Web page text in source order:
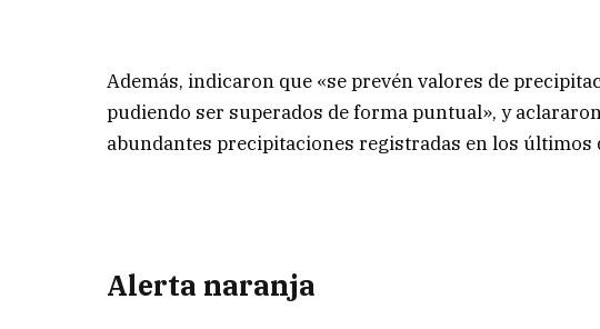
Además, indicaron que «se prevén valores de
pudiendo ser superados de forma puntual», y
abundantes precipitaciones registradas en los últimos
Alerta naranja